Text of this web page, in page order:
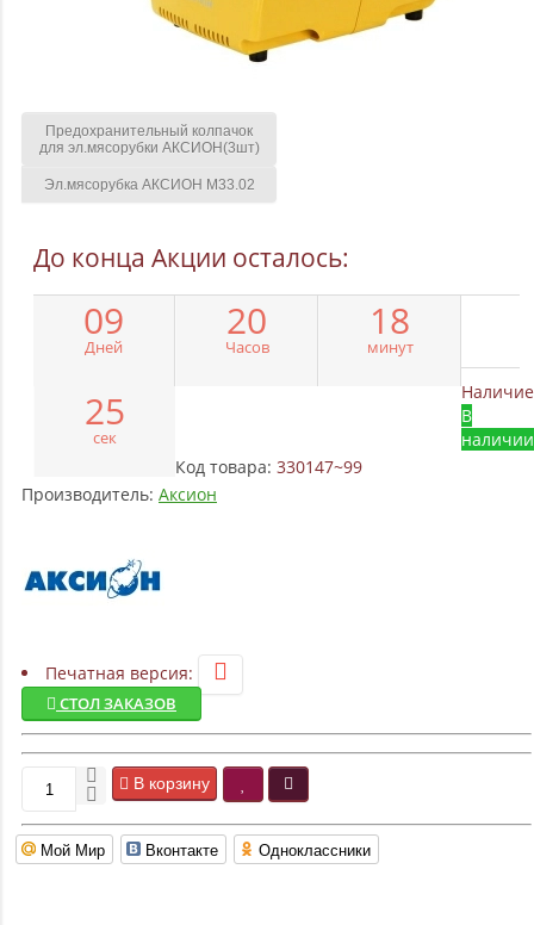
Предохранительный колпачок
для эл.мясорубки АКСИОН(3шт)
Эл.мясорубка АКСИОН М33.02
До конца Акции осталось:
09
Дней
20
Часов
18
минут
24
сек
В
наличии
Код товара: 330147~99
Производитель: Аксион
Печатная версия:
СТОЛ ЗАКАЗОВ
В корзину
Мой Мир Вконтакте Одноклассники